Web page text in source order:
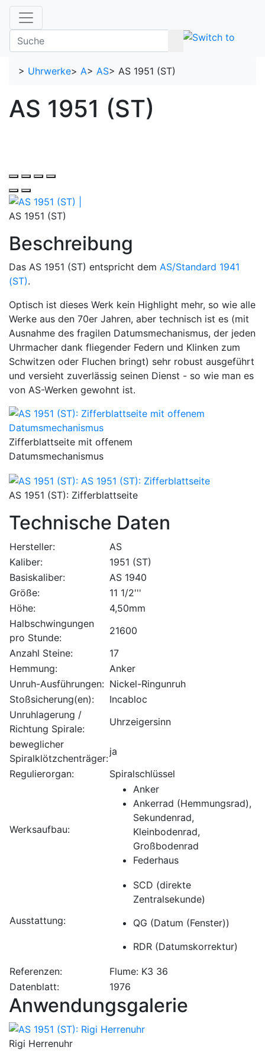
> Uhrwerke> A> AS> AS 1951 (ST)
AS 1951 (ST)
AS 1951 (ST)
Beschreibung
Das AS 1951 (ST) entspricht dem AS/Standard 1941
(ST).
Optisch ist dieses Werk kein Highlight mehr, so wie alle
Werke aus den 70er Jahren, aber technisch ist es (mit
Ausnahme des fragilen Datumsmechanismus, der jeden
Uhrmacher dank fliegender Federn und Klinken zum
Schwitzen oder Fluchen bringt) sehr robust ausgeführt
und versieht zuverlässig seinen Dienst - so wie man es
von AS-Werken gewohnt ist.
Zifferblattseite mit offenem
Datumsmechanismus
AS 1951 (ST): Zifferblattseite
Technische Daten
Hersteller:
AS
Kaliber:
1951 (ST)
Basiskaliber:
AS 1940
Größe:
11 1/2'''
Höhe:
4,50mm
Halbschwingungen
pro Stunde:
21600
Anzahl Steine:
17
Hemmung:
Anker
Unruh-Ausführungen: Nickel-Ringunruh
Stoßsicherung(en):
Incabloc
Unruhlagerung /
Richtung Spirale:
Uhrzeigersinn
beweglicher
Spiralklötzchenträger:
ja
Regulierorgan:
Spiralschlüssel
Werksaufbau:
Anker
Ankerrad (Hemmungsrad),
Sekundenrad,
Kleinbodenrad,
Großbodenrad
Federhaus
Ausstattung:
SCD (direkte
Zentralsekunde)
QG (Datum (Fenster))
RDR (Datumskorrektur)
Referenzen:
Flume: K3 36
Datenblatt:
1976
Anwendungsgalerie
Rigi Herrenuhr